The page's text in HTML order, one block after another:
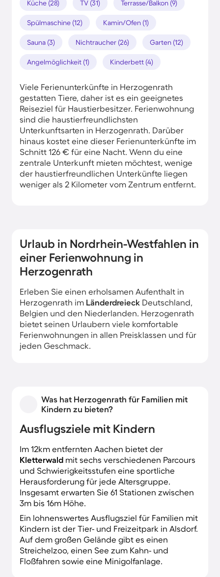
Küche (28) TV (31) Terrasse/Balkon (9)
Spülmaschine (12) Kamin/Ofen (1)
Sauna (3) Nichtraucher (26) Garten (12)
Angelmöglichkeit (1) Kinderbett (4)
Viele Ferienunterkünfte in Herzogenrath
gestatten Tiere, daher ist es ein geeignetes
Reiseziel für Haustierbesitzer. Ferienwohnung
sind die haustierfreundlichsten
Unterkunftsarten in Herzogenrath. Darüber
hinaus kostet eine dieser Ferienunterkünfte im
Schnitt 126 € für eine Nacht. Wenn du eine
zentrale Unterkunft mieten möchtest, wenige
der haustierfreundlichen Unterkünfte liegen
weniger als 2 Kilometer vom Zentrum entfernt.
Urlaub in Nordrhein-Westfahlen in
einer Ferienwohnung in
Herzogenrath
Erleben Sie einen erholsamen Aufenthalt in
Herzogenrath im Länderdreieck Deutschland,
Belgien und den Niederlanden. Herzogenrath
bietet seinen Urlaubern viele komfortable
Ferienwohnungen in allen Preisklassen und für
jeden Geschmack.
Was hat Herzogenrath für Familien mit
Kindern zu bieten?
Ausflugsziele mit Kindern
Im 12km entfernten Aachen bietet der
Kletterwald mit sechs verschiedenen Parcours
und Schwierigkeitsstufen eine sportliche
Herausforderung für jede Altersgruppe.
Insgesamt erwarten Sie 61 Stationen zwischen
3m bis 16m Höhe.
Ein lohnenswertes Ausflugsziel für Familien mit
Kindern ist der Tier- und Freizeitpark in Alsdorf.
Auf dem großen Gelände gibt es einen
Streichelzoo, einen See zum Kahn- und
Floßfahren sowie eine Minigolfanlage.